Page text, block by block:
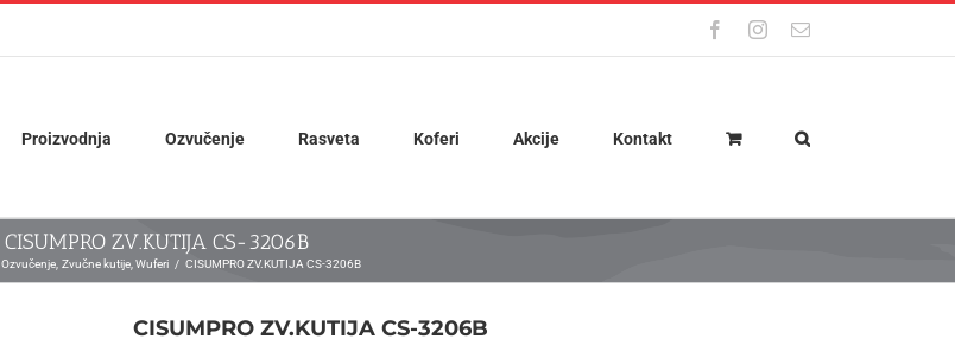
FacebookInstagram
Email
Proizvodnja Ozvučenje Rasveta Koferi Akcije Kontakt
CISUMPRO ZV.KUTIJA CS-3206B
Ozvučenje Zvučne kutije Wuferi CISUMPRO ZV.KUTIJA CS-3206B
CISUMPRO ZV.KUTIJA CS-3206B